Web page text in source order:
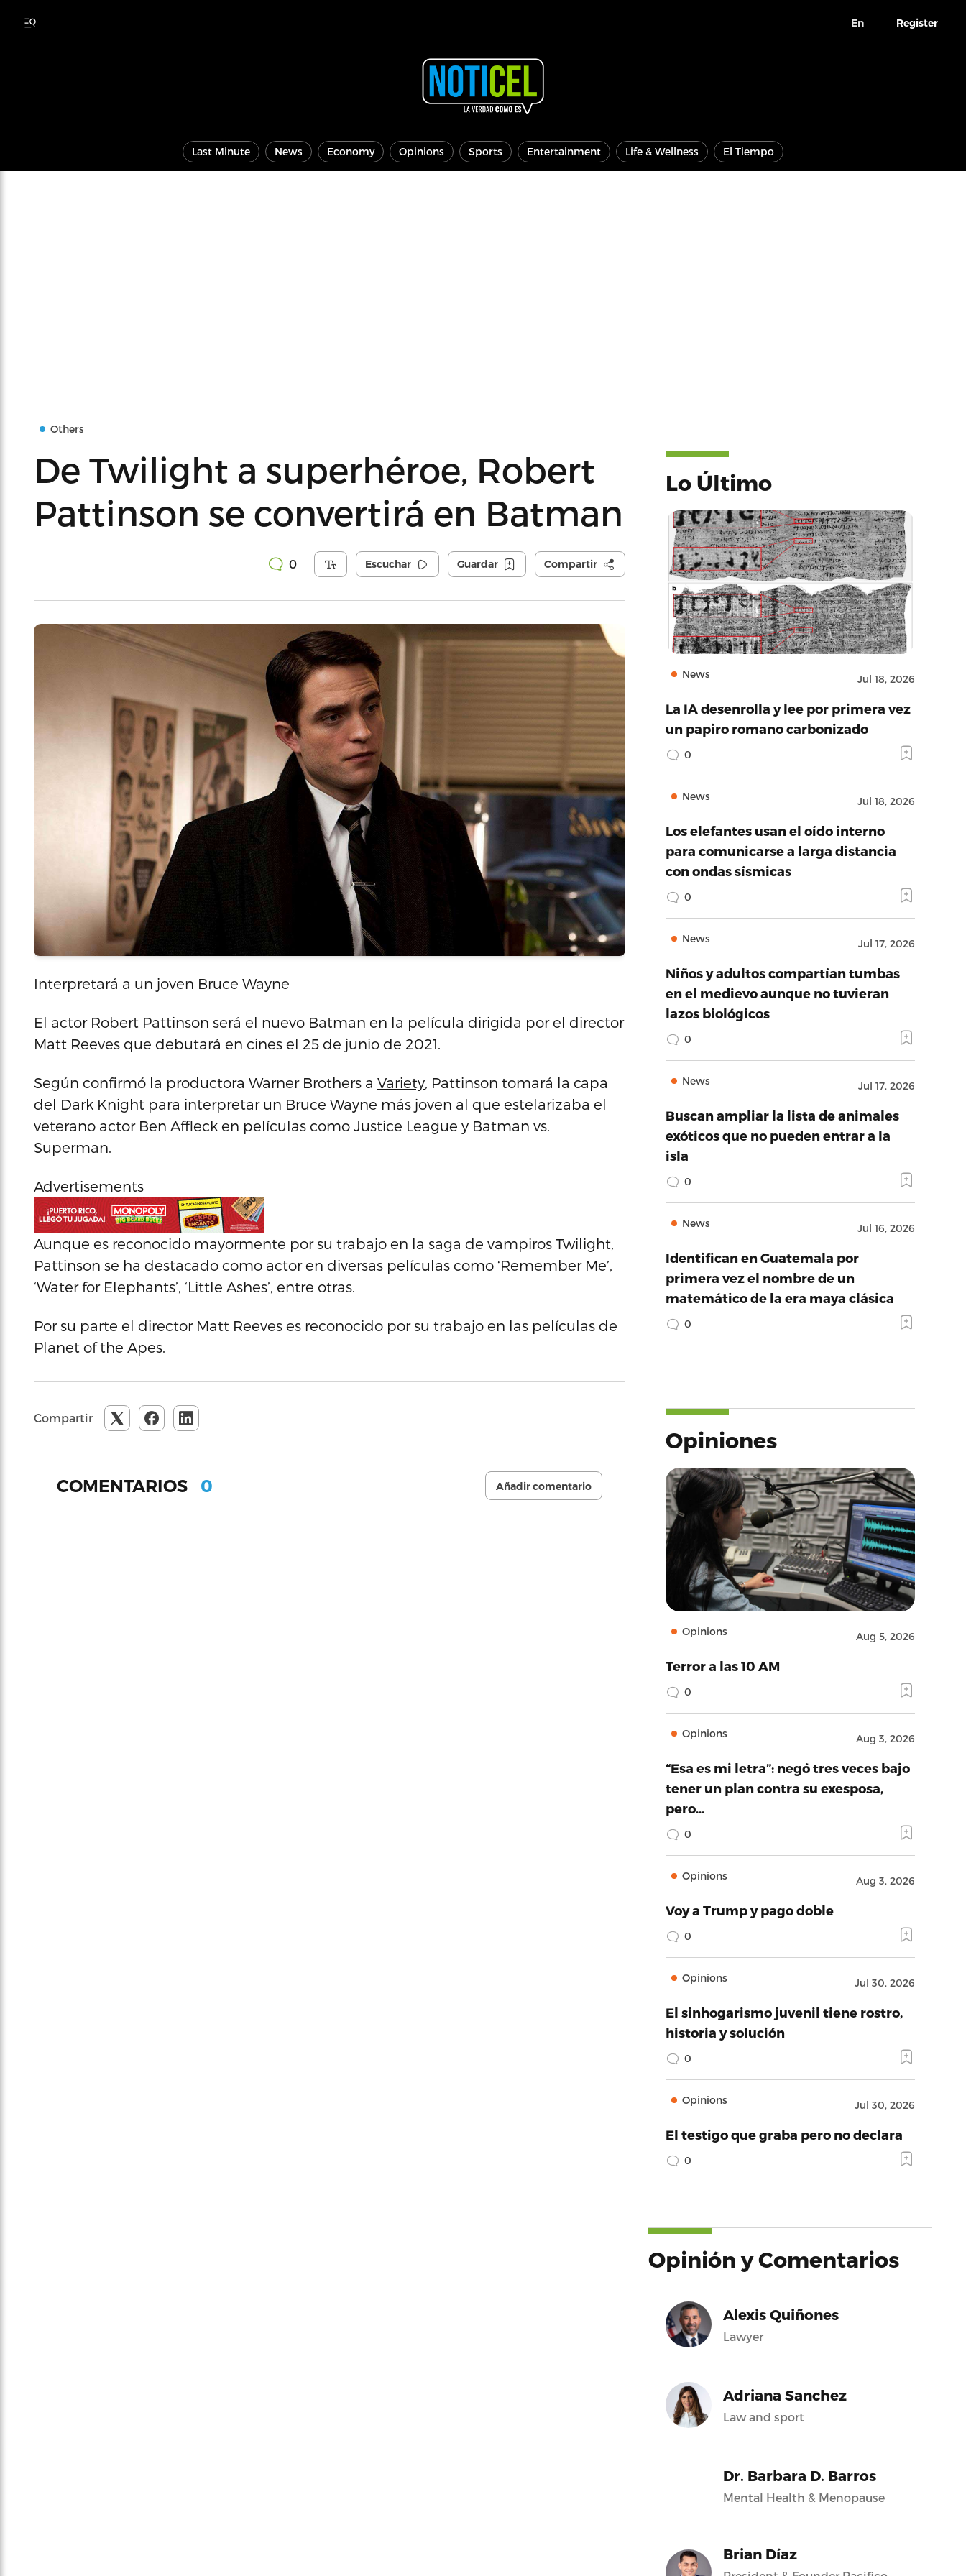
En Register
Last Minute News Economy Opinions Sports Entertainment Life & Wellness El Tiempo
Others
De Twilight a superhéroe, Robert
Pattinson se convertirá en Batman
0 Escuchar Guardar Compartir
Interpretará a un joven Bruce Wayne
El actor Robert Pattinson será el nuevo Batman en la película dirigida por el director
Matt Reeves que debutará en cines el 25 de junio de 2021.
Según confirmó la productora Warner Brothers a Variety, Pattinson tomará la capa
del Dark Knight para interpretar un Bruce Wayne más joven al que estelarizaba el
veterano actor Ben Affleck en películas como Justice League y Batman vs.
Superman.
Advertisements
Aunque es reconocido mayormente por su trabajo en la saga de vampiros Twilight,
Pattinson se ha destacado como actor en diversas películas como ‘Remember Me’,
‘Water for Elephants’, ‘Little Ashes’, entre otras.
Por su parte el director Matt Reeves es reconocido por su trabajo en las películas de
Planet of the Apes.
Compartir
COMENTARIOS 0 Añadir comentario
Lo Último
News Jul 18, 2026
La IA desenrolla y lee por primera vez
un papiro romano carbonizado
0
News Jul 18, 2026
Los elefantes usan el oído interno
para comunicarse a larga distancia
con ondas sísmicas
0
News Jul 17, 2026
Niños y adultos compartían tumbas
en el medievo aunque no tuvieran
lazos biológicos
0
News Jul 17, 2026
Buscan ampliar la lista de animales
exóticos que no pueden entrar a la
isla
0
News Jul 16, 2026
Identifican en Guatemala por
primera vez el nombre de un
matemático de la era maya clásica
0
Opiniones
Opinions Aug 5, 2026
Terror a las 10 AM
0
Opinions Aug 3, 2026
“Esa es mi letra”: negó tres veces bajo
tener un plan contra su exesposa,
pero…
0
Opinions Aug 3, 2026
Voy a Trump y pago doble
0
Opinions Jul 30, 2026
El sinhogarismo juvenil tiene rostro,
historia y solución
0
Opinions Jul 30, 2026
El testigo que graba pero no declara
0
Opinión y Comentarios
Alexis Quiñones
Lawyer
Adriana Sanchez
Law and sport
Dr. Barbara D. Barros
Mental Health & Menopause
Brian Díaz